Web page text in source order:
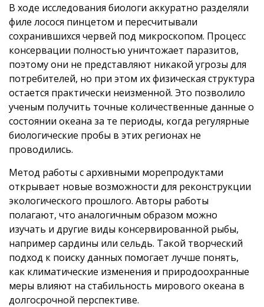
В ходе исследования биологи аккуратно разделяли
филе лосося пинцетом и пересчитывали
сохранившихся червей под микроскопом. Процесс
консервации полностью уничтожает паразитов,
поэтому они не представляют никакой угрозы для
потребителей, но при этом их физическая структура
остается практически неизменной. Это позволило
ученым получить точные количественные данные о
состоянии океана за те периоды, когда регулярные
биологические пробы в этих регионах не
проводились.
Метод работы с архивными морепродуктами
открывает новые возможности для реконструкции
экологического прошлого. Авторы работы
полагают, что аналогичным образом можно
изучать и другие виды консервированной рыбы,
например сардины или сельдь. Такой творческий
подход к поиску данных помогает лучше понять,
как климатические изменения и природоохранные
меры влияют на стабильность мирового океана в
долгосрочной перспективе.